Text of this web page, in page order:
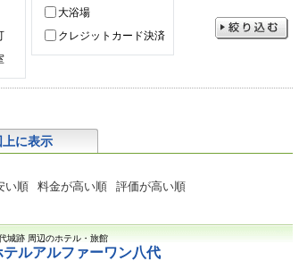
大浴場
クレジットカード決済
上に表示
い順 料金が高い順 評価が高い順
城跡 周辺のホテル・旅館
テルアルファーワン八代